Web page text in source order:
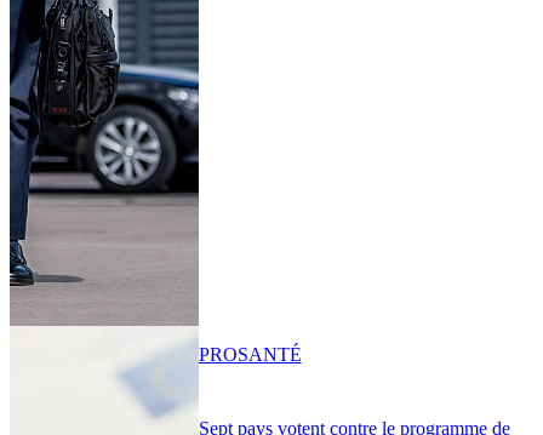
Sept pays votent contre le programme de
PROSANTÉ